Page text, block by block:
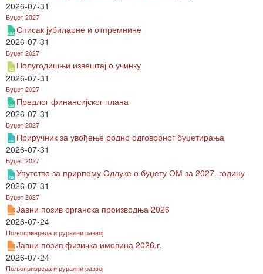
2026-07-31
Буџет 2027
Списак јубиларне и отпремнине
2026-07-31
Буџет 2027
Полугодишњи извештај о учинку
2026-07-31
Буџет 2027
Предлог финансијског плана
2026-07-31
Буџет 2027
Приручник за увођење родно одговорног буџетирања
2026-07-31
Буџет 2027
Упутство за прирпему Одлуке о буџету ОМ за 2027. годину
2026-07-31
Буџет 2027
Јавни позив органска производња 2026
2026-07-24
Пољопривреда и рурални развој
Јавни позив физичка имовина 2026.г.
2026-07-24
Пољопривреда и рурални развој